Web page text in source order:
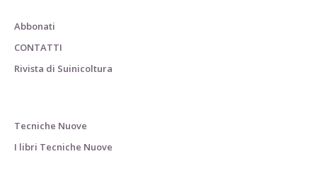
Abbonati
CONTATTI
Rivista di Suinicoltura
Tecniche Nuove
I libri Tecniche Nuove